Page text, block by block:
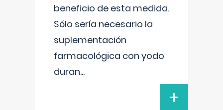
beneficio de esta medida.
Sólo sería necesario la
suplementación
farmacológica con yodo
duran...
+